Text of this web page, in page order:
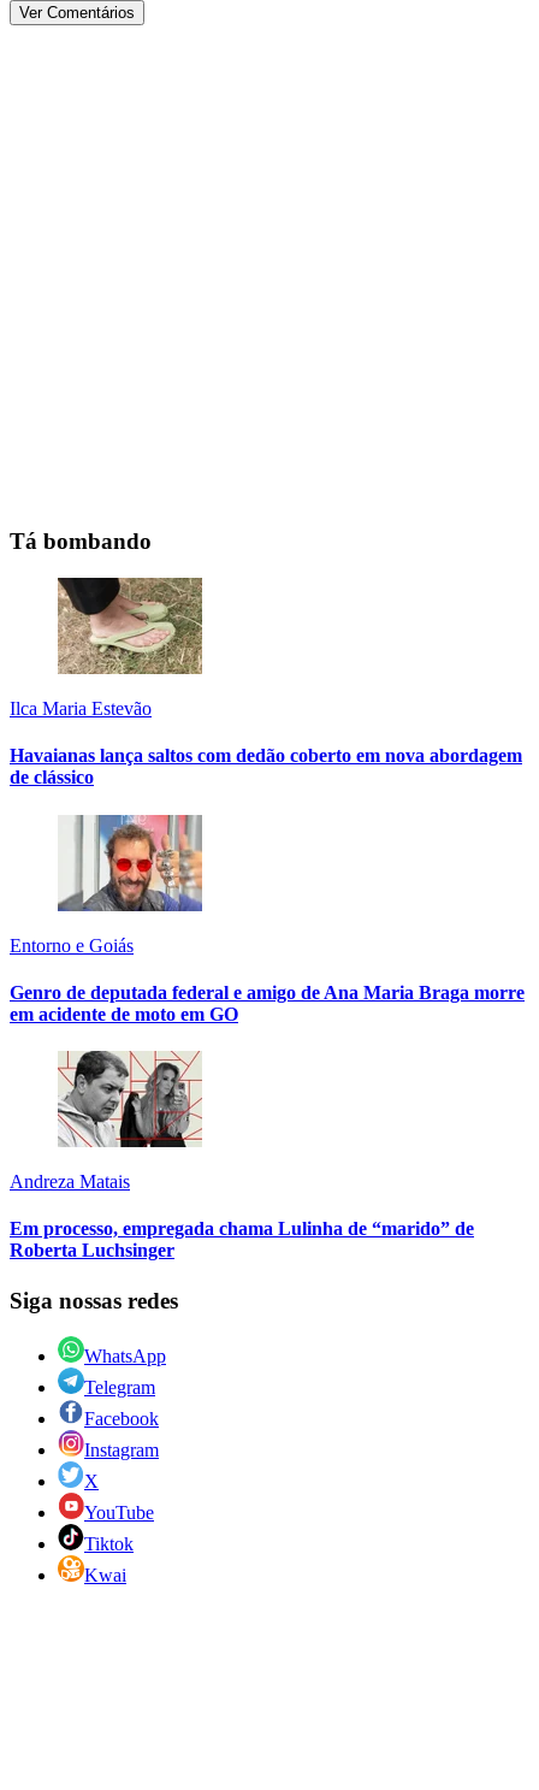
Ver Comentários
Tá bombando
Ilca Maria Estevão
Havaianas lança saltos com dedão coberto em nova abordagem
de clássico
Entorno e Goiás
Genro de deputada federal e amigo de Ana Maria Braga morre
em acidente de moto em GO
Andreza Matais
Em processo, empregada chama Lulinha de “marido” de
Roberta Luchsinger
Siga nossas redes
WhatsApp
Telegram
Facebook
Instagram
X
YouTube
Tiktok
Kwai